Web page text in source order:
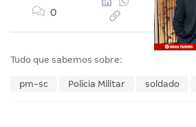
0
Tudo que sabemos sobre:
pm-sc Polícia Militar soldado